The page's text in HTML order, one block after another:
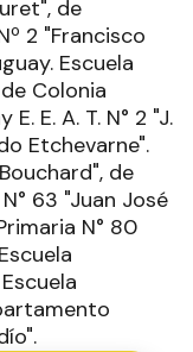
de
2 "Francisco
Escuela
Colonia
E. A. T. N° 2 "J.
Etchevarne".
de
63 "Juan José
N° 80